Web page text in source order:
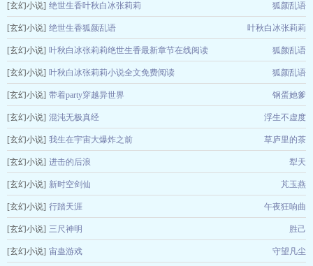
[玄幻小说] 绝世生香叶秋白冰张莉莉 狐颜乱语
[玄幻小说] 绝世生香狐颜乱语 叶秋白冰张莉莉
[玄幻小说] 叶秋白冰张莉莉绝世生香最新章节在线阅读 狐颜乱语
[玄幻小说] 叶秋白冰张莉莉小说全文免费阅读 狐颜乱语
[玄幻小说] 带着party穿越异世界 钢蛋她爹
[玄幻小说] 混沌无极真经 浮生不虚度
[玄幻小说] 我生在宇宙大爆炸之前 草庐里的茶
[玄幻小说] 进击的后浪 犁天
[玄幻小说] 新时空剑仙 芃玉燕
[玄幻小说] 行踏天涯 午夜狂响曲
[玄幻小说] 三尺神明 胜己
[玄幻小说] 宙蛊游戏 守望凡尘